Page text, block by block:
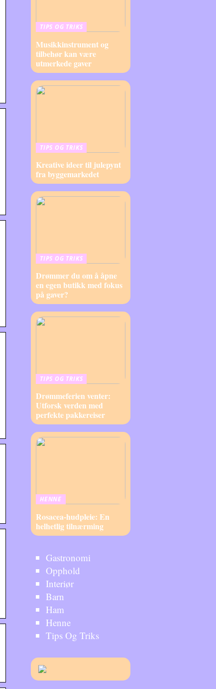
TIPS OG TRIKS
Musikkinstrument og
tilbehør kan være
utmerkede gaver
TIPS OG TRIKS
Kreative ideer til julepynt
fra byggemarkedet
TIPS OG TRIKS
Drømmer du om å åpne
en egen butikk med fokus
på gaver?
TIPS OG TRIKS
Drømmeferien venter:
Utforsk verden med
perfekte pakkereiser
HENNE
Rosacea-hudpleie: En
helhetlig tilnærming
Gastronomi
Opphold
Interiør
Barn
Ham
Henne
Tips Og Triks